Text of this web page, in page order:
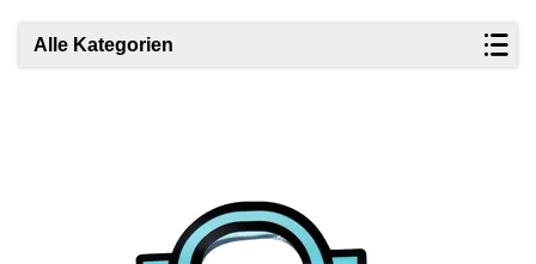
Alle Kategorien